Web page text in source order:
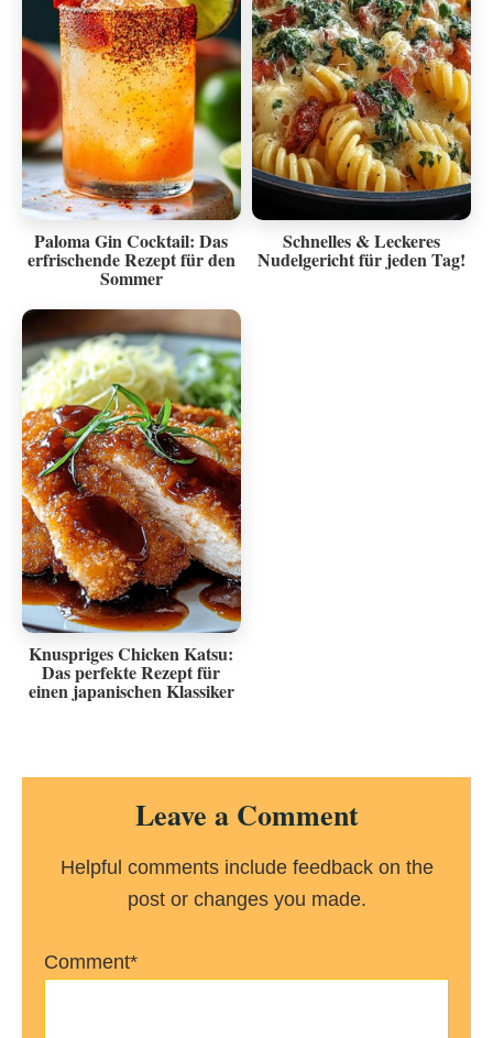
Paloma Gin Cocktail: Das
erfrischende Rezept für den
Sommer
Schnelles & Leckeres
Nudelgericht für jeden Tag!
Knuspriges Chicken Katsu:
Das perfekte Rezept für
einen japanischen Klassiker
Reader
InteractionsLeave a Comment
Helpful comments include feedback on the
post or changes you made.
Comment*